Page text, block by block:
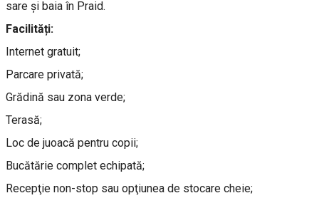
sare și baia în Praid.
Facilități:
Internet gratuit;
Parcare privată;
Grădină sau zona verde;
Terasă;
Loc de juoacă pentru copii;
Bucătărie complet echipată;
Recepţie non-stop sau opţiunea de stocare cheie;